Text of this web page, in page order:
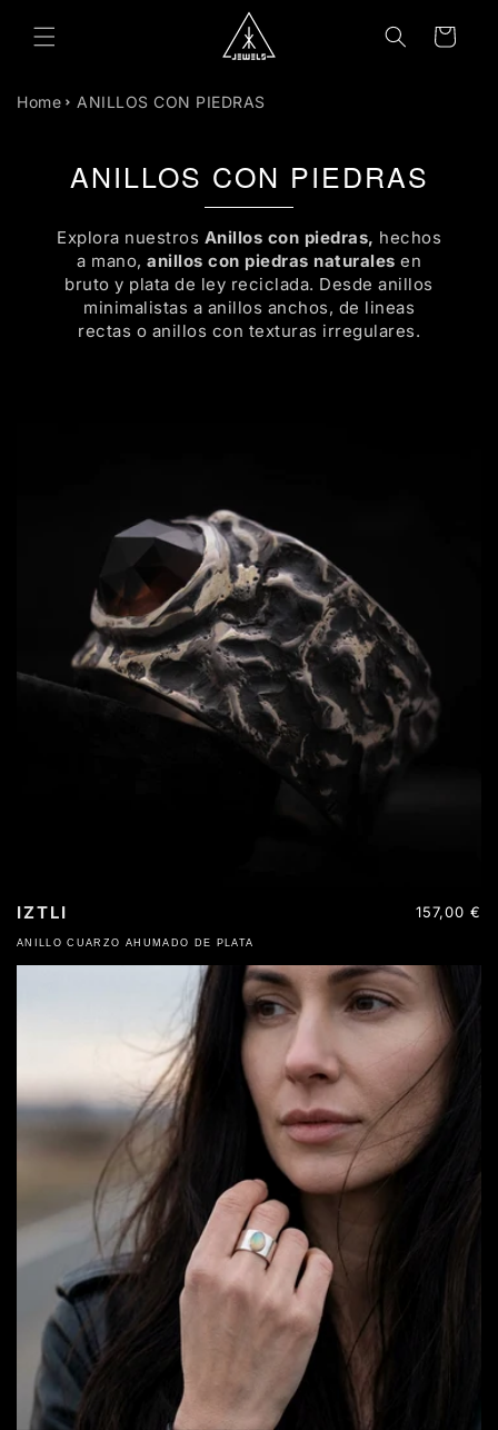
CONTENIDO
Carrito
Home ANILLOS CON PIEDRAS
ANILLOS CON PIEDRAS
Explora nuestros Anillos con piedras, hechos
a mano, anillos con piedras naturales en
bruto y plata de ley reciclada. Desde anillos
minimalistas a anillos anchos, de lineas
rectas o anillos con texturas irregulares.
ANILLO CUARZO AHUMADO DE PLATA
IZTLI
Precio
157,00 €